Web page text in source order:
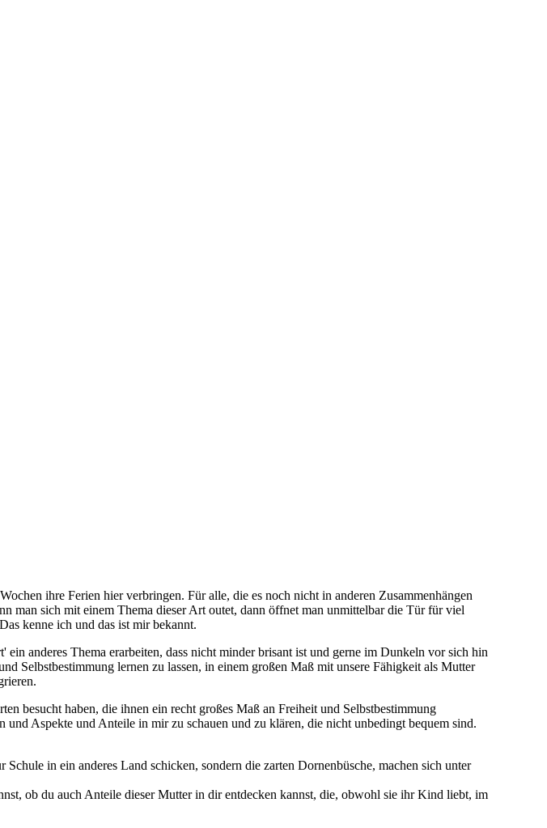
ihre Ferien hier verbringen. Für alle, die es noch nicht in anderen Zusammenhängen
man sich mit einem Thema dieser Art outet, dann öffnet man unmittelbar die Tür für viel
kenne ich und das ist mir bekannt.
anderes Thema erarbeiten, dass nicht minder brisant ist und gerne im Dunkeln vor sich hin
Selbstbestimmung lernen zu lassen, in einem großen Maß mit unsere Fähigkeit als Mutter
besucht haben, die ihnen ein recht großes Maß an Freiheit und Selbstbestimmung
Aspekte und Anteile in mir zu schauen und zu klären, die nicht unbedingt bequem sind.
in ein anderes Land schicken, sondern die zarten Dornenbüsche, machen sich unter
ob du auch Anteile dieser Mutter in dir entdecken kannst, die, obwohl sie ihr Kind liebt, im